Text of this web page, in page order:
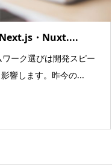
・Nuxt....
ーク選びは開発スピー
響します。昨今の...